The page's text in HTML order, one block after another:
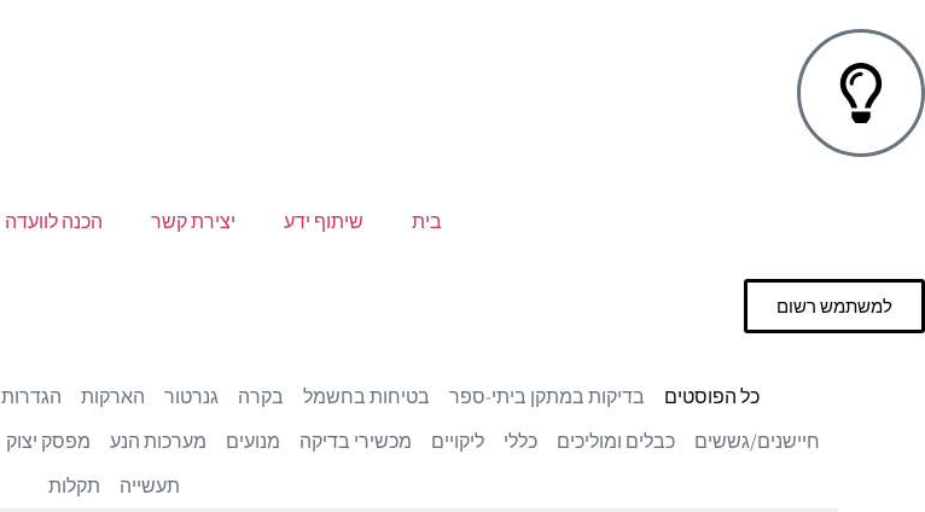
בית שיתוף ידע יצירת קשר הכנה לוועדה
למשתמש רשום
בדיקות במתקן ביתי-ספר בטיחות בחשמל בקרה גנרטור הארקות הגדרות
חיישנים/גששים
כבלים ומוליכים כללי ליקויים מכשירי בדיקה מנועים מערכות הנע מפסק יצוק
תעשייה
תקלות
כל הפוסטים